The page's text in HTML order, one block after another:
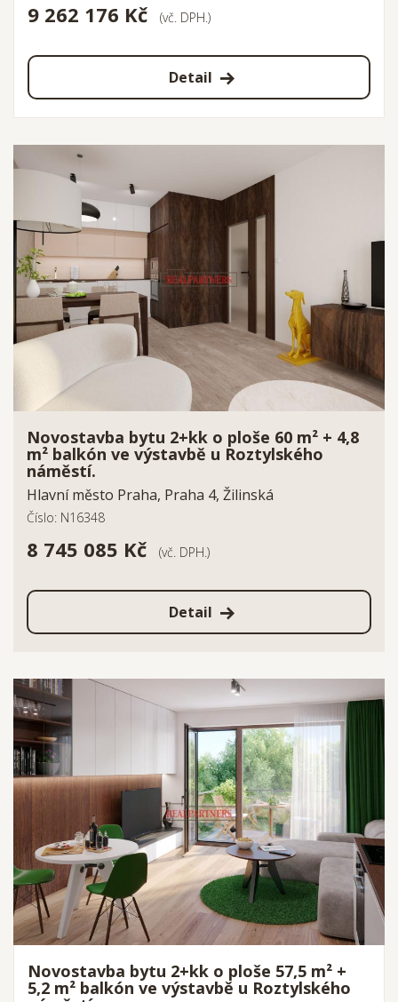
9 262 176 Kč (vč. DPH.)
Detail
Novostavba bytu 2+kk o ploše 60 m² + 4,8
m² balkón ve výstavbě u Roztylského
náměstí.
Hlavní město Praha, Praha 4, Žilinská
Číslo: N16348
8 745 085 Kč (vč. DPH.)
Detail
Novostavba bytu 2+kk o ploše 57,5 m² +
5,2 m² balkón ve výstavbě u Roztylského